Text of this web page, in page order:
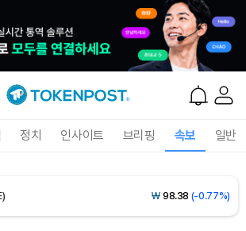
정치 인사이트 브리핑 속보 일반
₩1,454(-2.13%)
₩ 98.38 (-0.77%)